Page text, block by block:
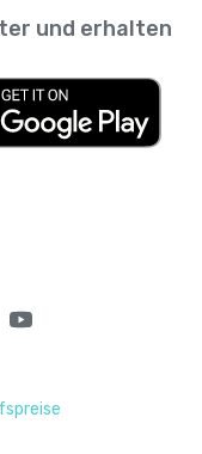
und erhalten